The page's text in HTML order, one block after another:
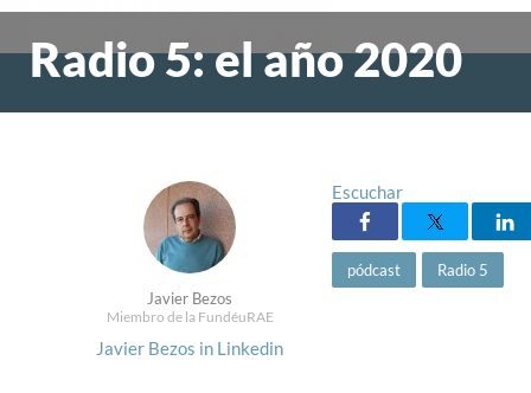
Radio 5: el año 2020
Javier Bezos
Miembro de la FundéuRAE
Javier Bezos in Linkedin
Escuchar
pódcast Radio 5